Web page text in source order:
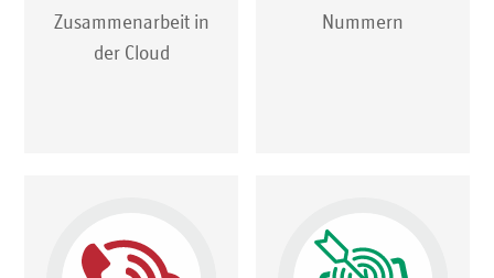
Zusammenarbeit in
der Cloud
Nummern